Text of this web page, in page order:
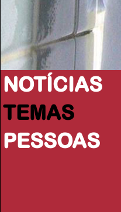
NOTÍCIAS
TEMAS
PESSOAS